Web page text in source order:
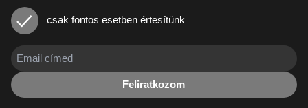
csak fontos esetben értesítünk
Feliratkozom